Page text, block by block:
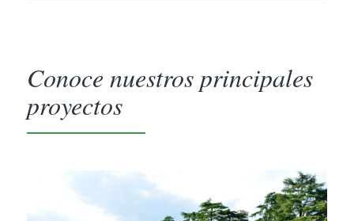
Conoce nuestros principales
proyectos